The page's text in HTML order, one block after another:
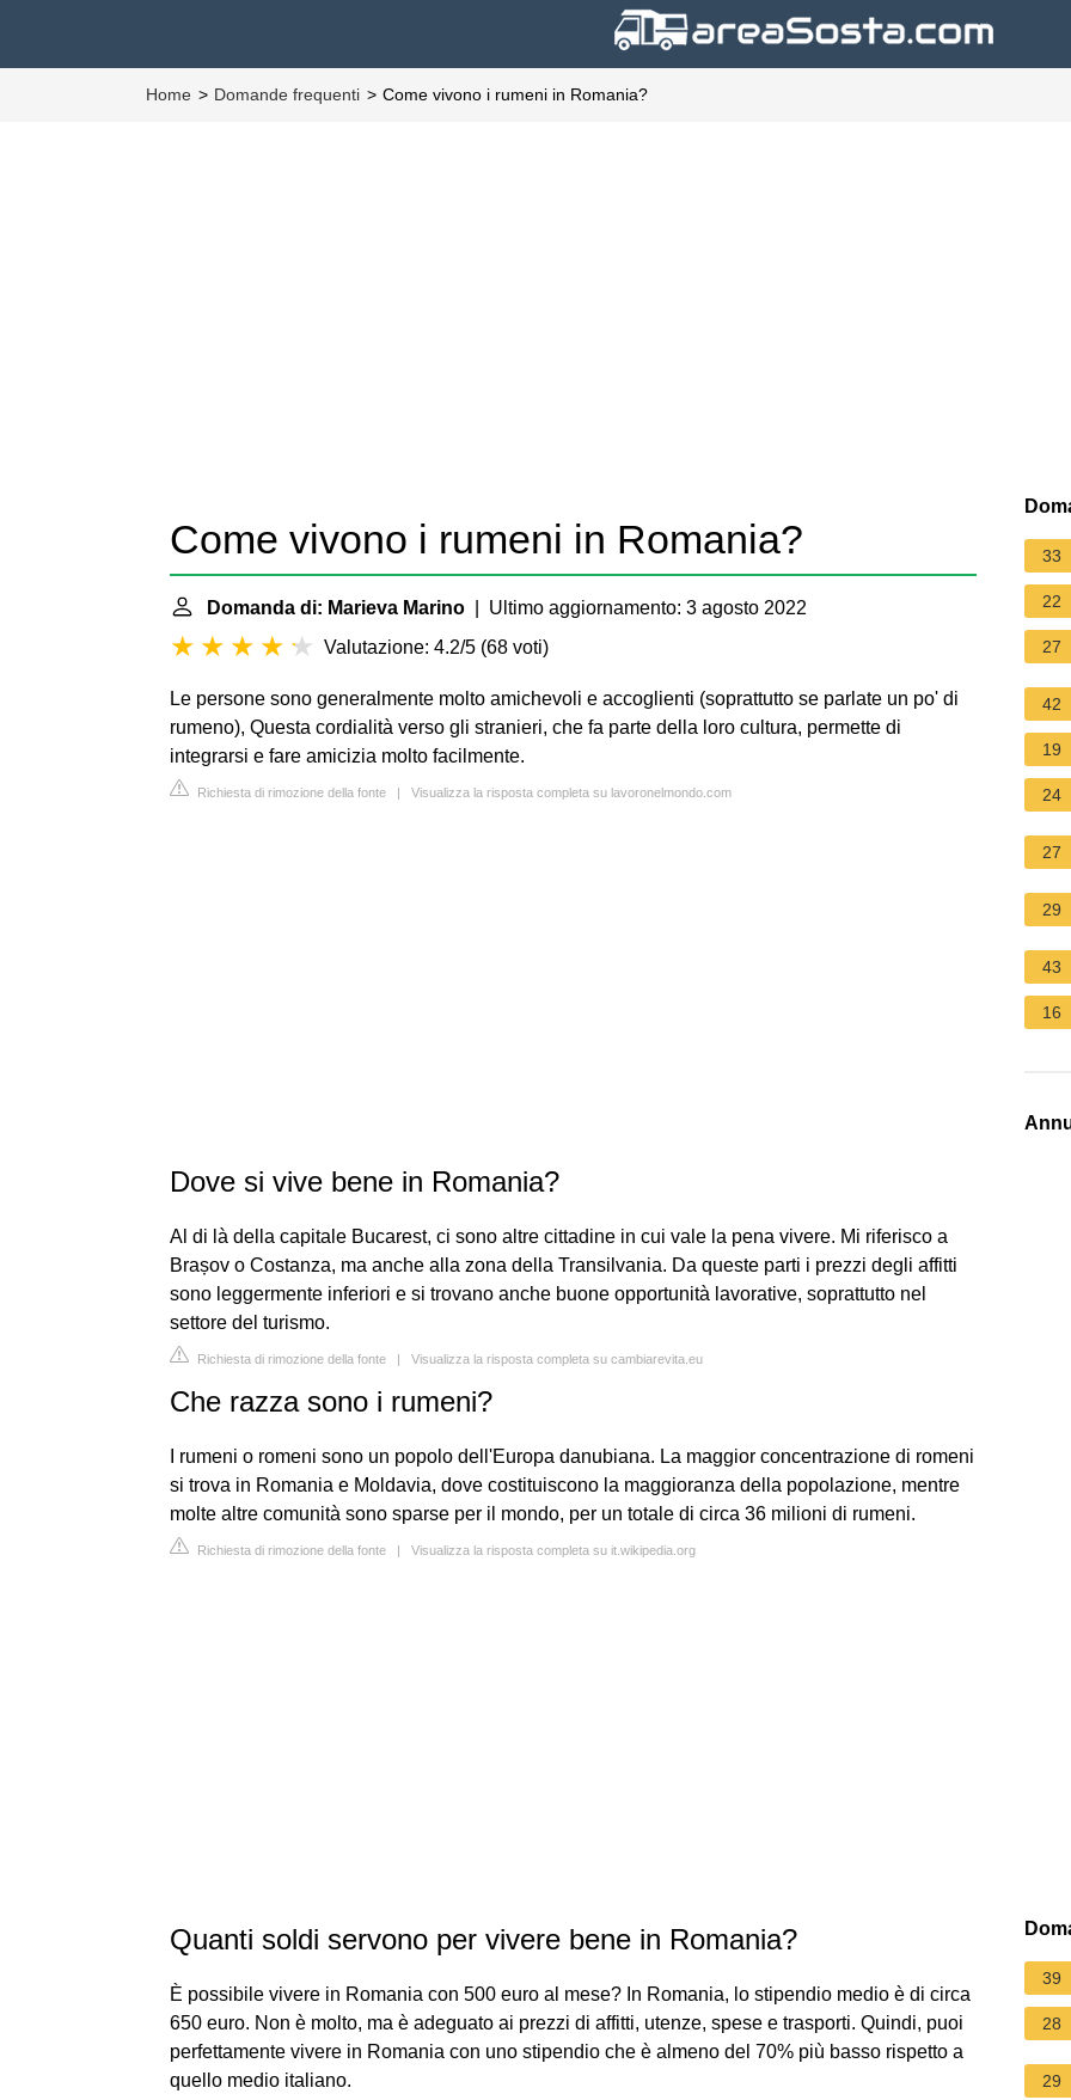
Home Domande frequenti Come vivono i rumeni in Romania?
Come vivono i rumeni in Romania?
Domanda di: Marieva Marino | Ultimo aggiornamento: 3 agosto 2022
Valutazione: 4.2/5 (68 voti)
Le persone sono generalmente molto amichevoli e accoglienti (soprattutto se parlate un po' di
rumeno), Questa cordialità verso gli stranieri, che fa parte della loro cultura, permette di
integrarsi e fare amicizia molto facilmente.
Richiesta di rimozione della fonte | Visualizza la risposta completa su lavoronelmondo.com
Dove si vive bene in Romania?
Al di là della capitale Bucarest, ci sono altre cittadine in cui vale la pena vivere. Mi riferisco a
Brașov o Costanza, ma anche alla zona della Transilvania. Da queste parti i prezzi degli affitti
sono leggermente inferiori e si trovano anche buone opportunità lavorative, soprattutto nel
settore del turismo.
Richiesta di rimozione della fonte | Visualizza la risposta completa su cambiarevita.eu
Che razza sono i rumeni?
I rumeni o romeni sono un popolo dell'Europa danubiana. La maggior concentrazione di romeni
si trova in Romania e Moldavia, dove costituiscono la maggioranza della popolazione, mentre
molte altre comunità sono sparse per il mondo, per un totale di circa 36 milioni di rumeni.
Richiesta di rimozione della fonte | Visualizza la risposta completa su it.wikipedia.org
Quanti soldi servono per vivere bene in Romania?
È possibile vivere in Romania con 500 euro al mese? In Romania, lo stipendio medio è di circa
650 euro. Non è molto, ma è adeguato ai prezzi di affitti, utenze, spese e trasporti. Quindi, puoi
perfettamente vivere in Romania con uno stipendio che è almeno del 70% più basso rispetto a
quello medio italiano.
33
22
27
42
19
24
27
29
43
16
39
28
29